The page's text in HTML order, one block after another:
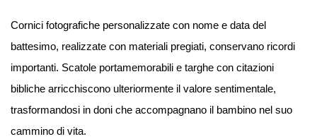
Cornici fotografiche personalizzate con nome e data del
battesimo, realizzate con materiali pregiati, conservano ricordi
importanti. Scatole portamemorabili e targhe con citazioni
bibliche arricchiscono ulteriormente il valore sentimentale,
trasformandosi in doni che accompagnano il bambino nel suo
cammino di vita.